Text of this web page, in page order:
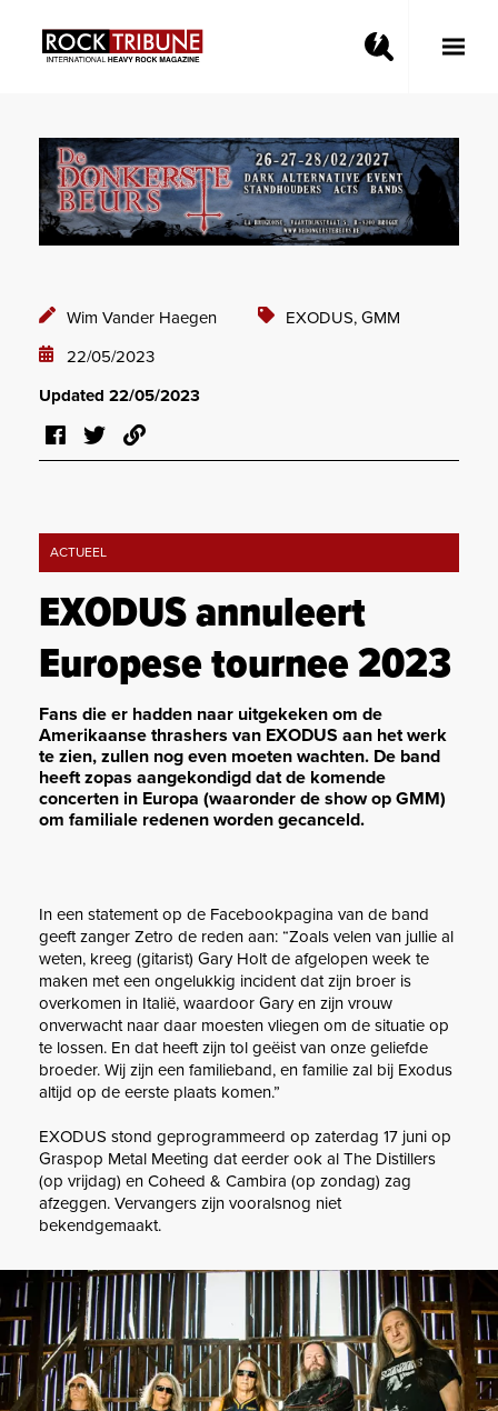
Toggle
Wim Vander Haegen
22/05/2023
EXODUS, GMM
Updated 22/05/2023
ACTUEEL
EXODUS annuleert
Europese tournee 2023
Fans die er hadden naar uitgekeken om de
Amerikaanse thrashers van EXODUS aan het werk
te zien, zullen nog even moeten wachten. De band
heeft zopas aangekondigd dat de komende
concerten in Europa (waaronder de show op GMM)
om familiale redenen worden gecanceld.
In een statement op de Facebookpagina van de band
geeft zanger Zetro de reden aan: “Zoals velen van jullie al
weten, kreeg (gitarist) Gary Holt de afgelopen week te
maken met een ongelukkig incident dat zijn broer is
overkomen in Italië, waardoor Gary en zijn vrouw
onverwacht naar daar moesten vliegen om de situatie op
te lossen. En dat heeft zijn tol geëist van onze geliefde
broeder. Wij zijn een familieband, en familie zal bij Exodus
altijd op de eerste plaats komen.”
EXODUS stond geprogrammeerd op zaterdag 17 juni op
Graspop Metal Meeting dat eerder ook al The Distillers
(op vrijdag) en Coheed & Cambira (op zondag) zag
afzeggen. Vervangers zijn vooralsnog niet
bekendgemaakt.